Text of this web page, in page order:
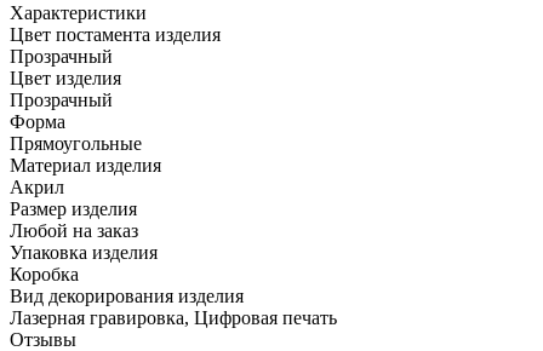
Характеристики
Цвет постамента изделия
Прозрачный
Цвет изделия
Прозрачный
Форма
Прямоугольные
Материал изделия
Акрил
Размер изделия
Любой на заказ
Упаковка изделия
Коробка
Вид декорирования изделия
Лазерная гравировка, Цифровая печать
Отзывы